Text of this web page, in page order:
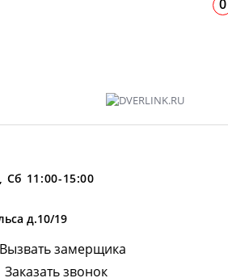
Сб 11:00-15:00
д.10/19
Вызвать замерщика
Заказать звонок
0